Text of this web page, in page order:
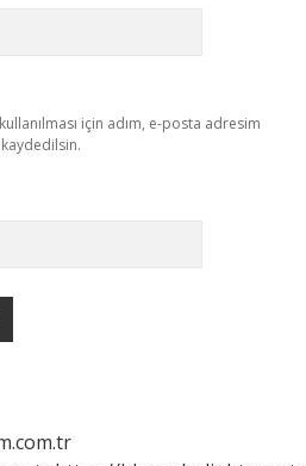
için adım, e-posta adresim